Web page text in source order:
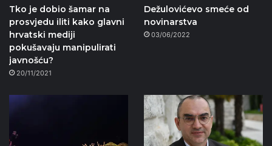
Tko je dobio šamar na
prosvjedu iliti kako glavni
hrvatski mediji
pokušavaju manipulirati
javnošću?
20/11/2021
Dežulovićevo smeće od
novinarstva
03/06/2022